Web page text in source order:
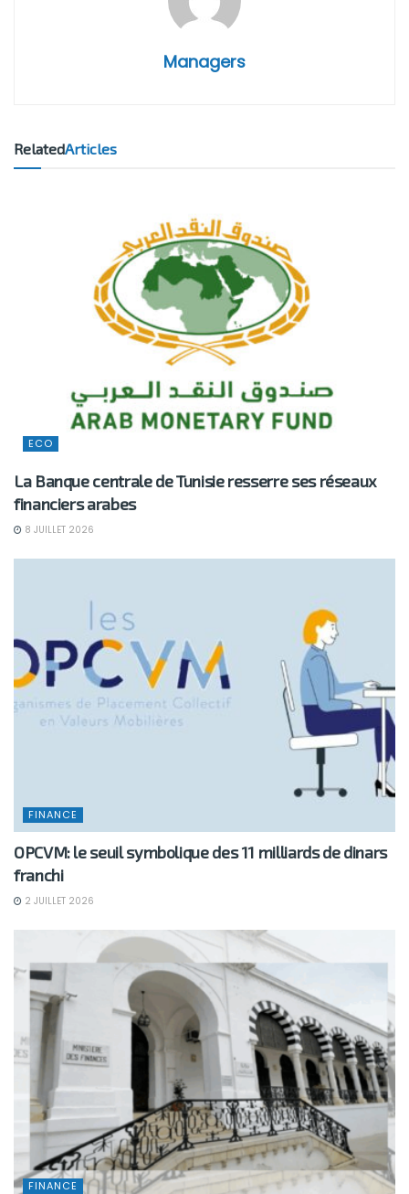
Managers
RelatedArticles
ECO
La Banque centrale de Tunisie resserre ses réseaux
financiers arabes
8 JUILLET 2026
FINANCE
OPCVM: le seuil symbolique des 11 milliards de dinars
franchi
2 JUILLET 2026
FINANCE